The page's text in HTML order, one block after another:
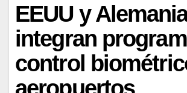
EEUU y
integran
control